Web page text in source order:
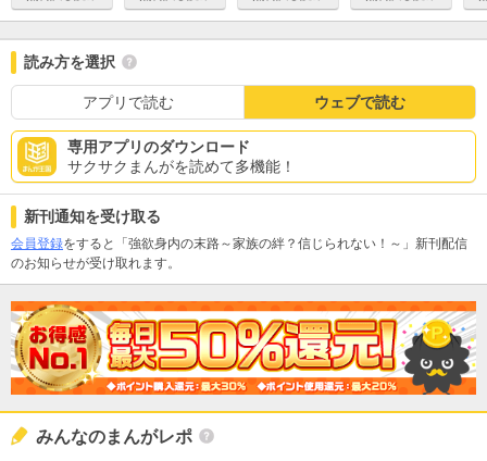
読み方を選択
アプリで読む ウェブで読む
専用アプリのダウンロード
サクサクまんがを読めて多機能！
新刊通知を受け取る
会員登録をすると「強欲身内の末路～家族の絆？信じられない！～」新刊配信
のお知らせが受け取れます。
みんなのまんがレポ